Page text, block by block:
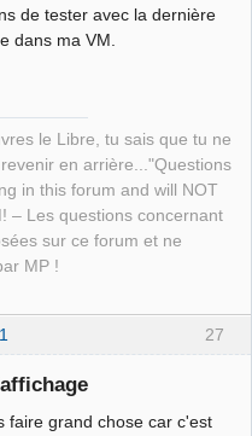
de tester avec la dernière
dans ma VM.
le Libre, tu sais que tu ne
en arrière..."Questions
in this forum and will NOT
– Les questions concernant
sur ce forum et ne
MP !
27
faire grand chose car c'est